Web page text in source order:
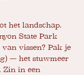
het landschap.
State Park
vissen? Pak je
) — het stuwmeer
Zin in een